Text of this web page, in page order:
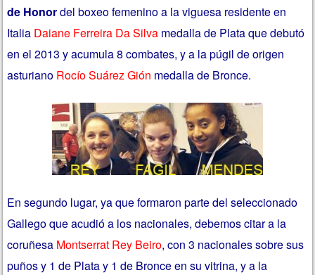
de Honordel boxeo femenino a la viguesa residente en
Italia Daiane Ferreira Da Silva medalla de Plata que debutó
en el 2013 y acumula 8 combates, y a la púgil de origen
asturiano Rocío Suárez Gión medalla de Bronce.
En segundo lugar, ya que formaron parte del seleccionado
Gallego que acudió a los nacionales, debemos citar a la
coruñesa Montserrat Rey Beiro, con 3 nacionales sobre sus
puños y 1 de Plata y 1 de Bronce en su vitrina, y a la